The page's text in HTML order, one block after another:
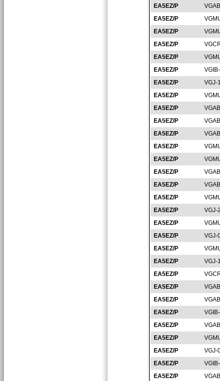
EA5EZ/P
EA5EZ/P
EA5EZ/P
EA5EZ/P
EA5EZ/P
EA5EZ/P
EA5EZ/P
VGJ-
EA5EZ/P
EA5EZ/P
EA5EZ/P
EA5EZ/P
EA5EZ/P
EA5EZ/P
EA5EZ/P
EA5EZ/P
EA5EZ/P
EA5EZ/P
VGJ-
EA5EZ/P
EA5EZ/P
VGJ-
EA5EZ/P
EA5EZ/P
VGJ-
EA5EZ/P
EA5EZ/P
EA5EZ/P
EA5EZ/P
EA5EZ/P
EA5EZ/P
EA5EZ/P
VGJ-
EA5EZ/P
EA5EZ/P